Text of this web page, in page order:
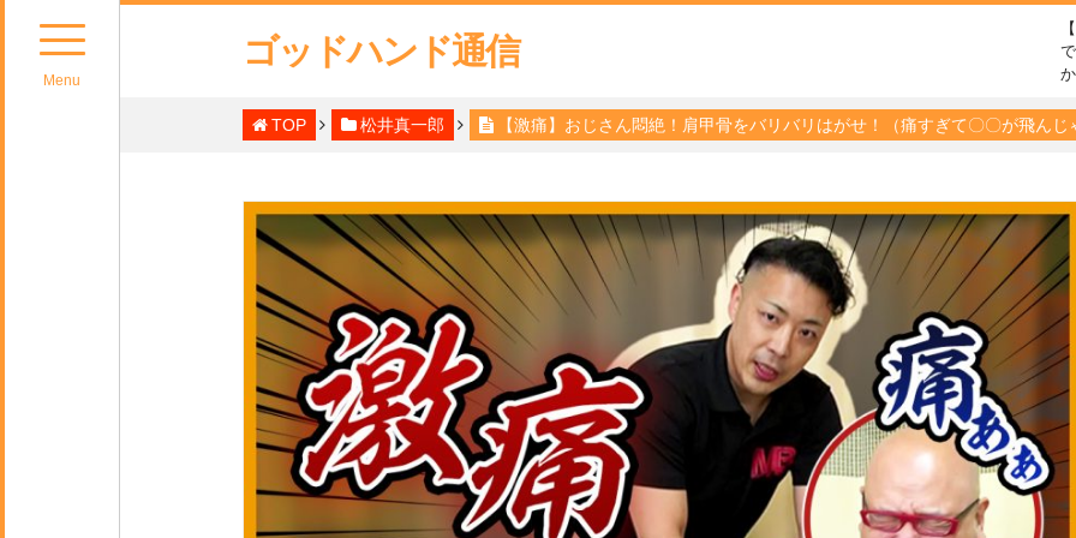
Menu
ゴッドハンド通信
TOP 松井真一郎 【激痛】おじさん悶絶！肩甲骨をバリバリはがせ！（痛すぎて〇〇が飛ん